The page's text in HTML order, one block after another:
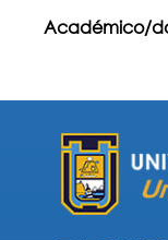
Académico/